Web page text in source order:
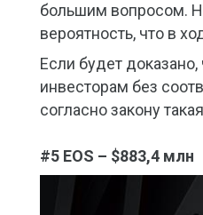
большим вопросом.
вероятность, что в
Если будет
инвесторам без
согласно закону
#5 EOS – $883,4 млн